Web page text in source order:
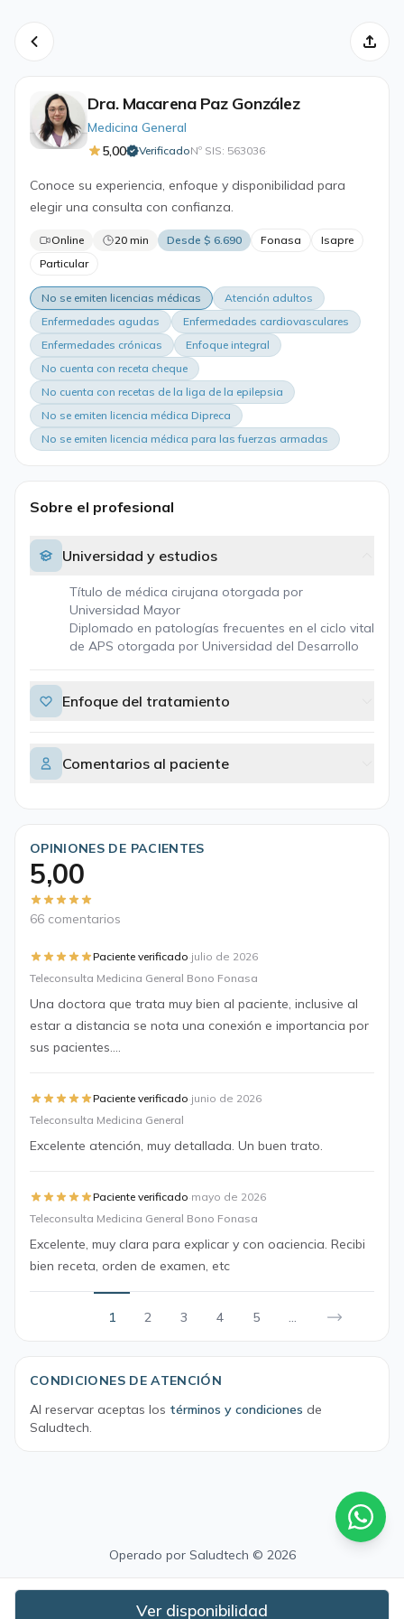
Dra. Macarena Paz González
Medicina General
5,00
VerificadoNº SIS: 563036·
Conoce su experiencia, enfoque y disponibilidad para
elegir una consulta con confianza.
Online 20 min Desde $ 6.690 Fonasa
Isapre
Particular
No se emiten licencias médicas
Atención adultos
Enfermedades agudas
Enfermedades cardiovasculares
Enfermedades crónicas
Enfoque integral
No cuenta con receta cheque
No cuenta con recetas de la liga de la epilepsia
No se emiten licencia médica Dipreca
No se emiten licencia médica para las fuerzas armadas
Sobre el profesional
Universidad y estudios
Título de médica cirujana otorgada por
Universidad Mayor
Diplomado en patologías frecuentes en el ciclo vital
de APS otorgada por Universidad del Desarrollo
Enfoque del tratamiento
Comentarios al paciente
OPINIONES DE PACIENTES
5,00
66 comentarios
Paciente verificado·julio de 2026
Teleconsulta Medicina General Bono Fonasa
Una doctora que trata muy bien al paciente, inclusive al
estar a distancia se nota una conexión e importancia por
sus pacientes....
Paciente verificado·junio de 2026
Teleconsulta Medicina General
Excelente atención, muy detallada. Un buen trato.
Paciente verificado·mayo de 2026
Teleconsulta Medicina General Bono Fonasa
Excelente, muy clara para explicar y con oaciencia. Recibi
bien receta, orden de examen, etc
1 2 3 4 5 ...
CONDICIONES DE ATENCIÓN
Al reservar aceptas los términos y condiciones de
Saludtech.
Ver disponibilidad
Operado por Saludtech © 2026